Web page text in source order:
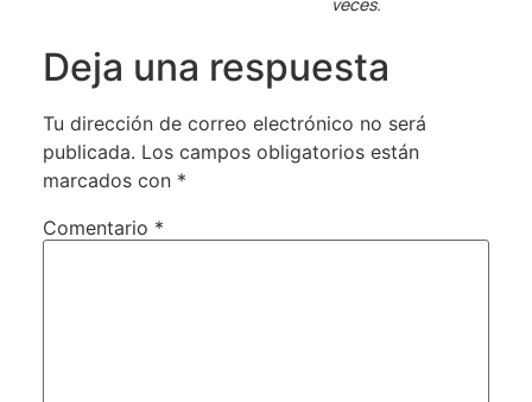
Deja una respuesta
Tu dirección de correo electrónico no será
publicada. Los campos obligatorios están
marcados con *
Comentario *